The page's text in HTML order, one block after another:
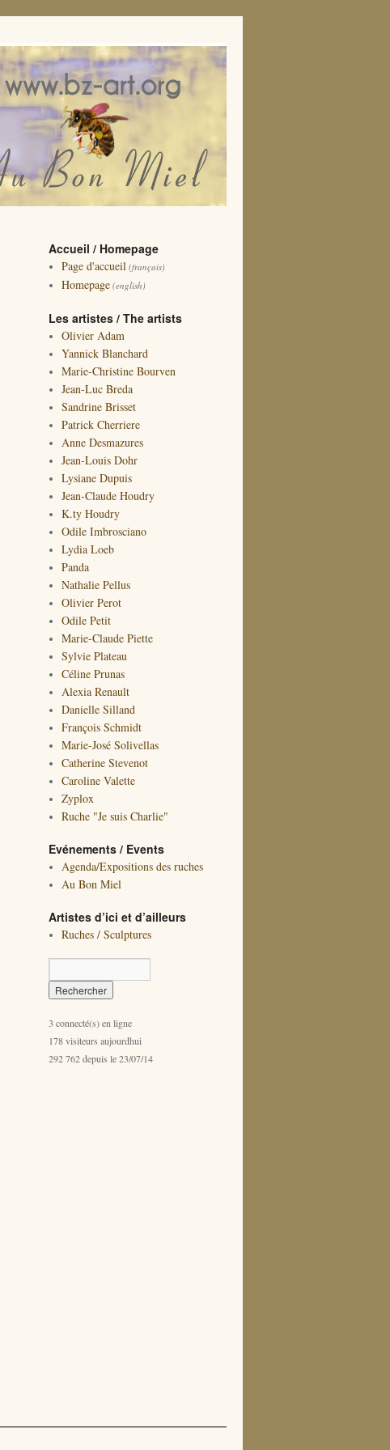
Accueil / Homepage
Page d'accueil (français)
Homepage (english)
Les artistes / The artists
Olivier Adam
Yannick Blanchard
Marie-Christine Bourven
Jean-Luc Breda
Sandrine Brisset
Patrick Cherriere
Anne Desmazures
Jean-Louis Dohr
Lysiane Dupuis
Jean-Claude Houdry
K.ty Houdry
Odile Imbrosciano
Lydia Loeb
Panda
Nathalie Pellus
Olivier Perot
Odile Petit
Marie-Claude Piette
Sylvie Plateau
Céline Prunas
Alexia Renault
Danielle Silland
François Schmidt
Marie-José Solivellas
Catherine Stevenot
Caroline Valette
Zyplox
Ruche "Je suis Charlie"
Evénements / Events
Agenda/Expositions des ruches
Au Bon Miel
Artistes d’ici et d’ailleurs
Ruches / Sculptures
3 connecté(s) en ligne
178 visiteurs aujourdhui
292 762 depuis le 23/07/14